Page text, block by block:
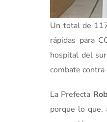
Un total de
rápidas para
hospital del
combate
La Prefecta
porque lo que,